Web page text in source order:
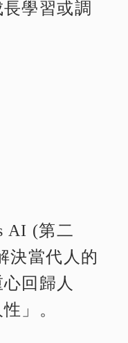
學習或調
AI (第二
決當代人的
回歸人
」。